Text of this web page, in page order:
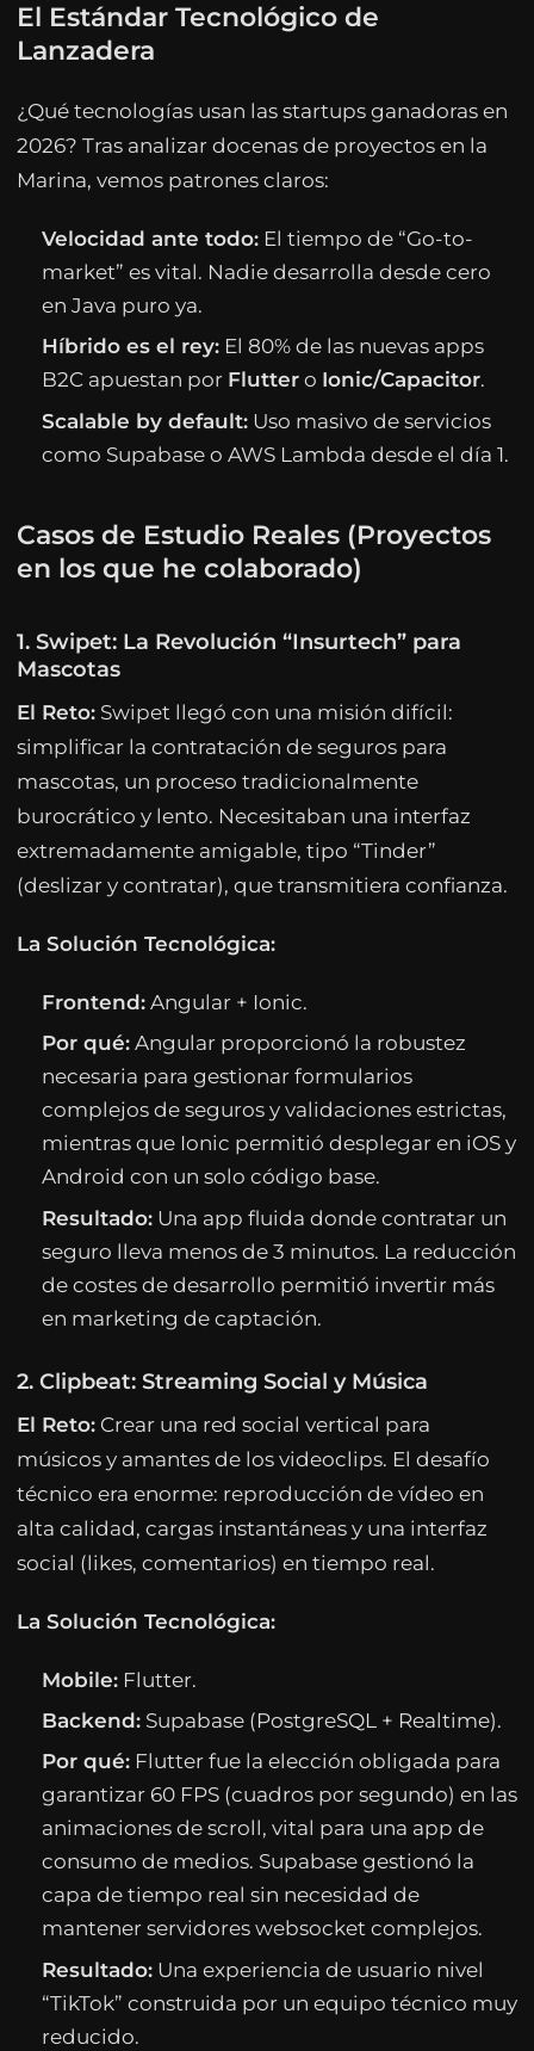
El Estándar Tecnológico de
Lanzadera
¿Qué tecnologías usan las startups ganadoras en
2026? Tras analizar docenas de proyectos en la
Marina, vemos patrones claros:
Velocidad ante todo: El tiempo de “Go-to-
market” es vital. Nadie desarrolla desde cero
en Java puro ya.
Híbrido es el rey: El 80% de las nuevas apps
B2C apuestan por Flutter o Ionic/Capacitor.
Scalable by default: Uso masivo de servicios
como Supabase o AWS Lambda desde el día 1.
Casos de Estudio Reales (Proyectos
en los que he colaborado)
1. Swipet: La Revolución “Insurtech” para
Mascotas
El Reto:Swipet llegó con una misión difícil:
simplificar la contratación de seguros para
mascotas, un proceso tradicionalmente
burocrático y lento. Necesitaban una interfaz
extremadamente amigable, tipo “Tinder”
(deslizar y contratar), que transmitiera confianza.
La Solución Tecnológica:
Frontend: Angular + Ionic.
Por qué: Angular proporcionó la robustez
necesaria para gestionar formularios
complejos de seguros y validaciones estrictas,
mientras que Ionic permitió desplegar en iOS y
Android con un solo código base.
Resultado: Una app fluida donde contratar un
seguro lleva menos de 3 minutos. La reducción
de costes de desarrollo permitió invertir más
en marketing de captación.
2. Clipbeat: Streaming Social y Música
El Reto:Crear una red social vertical para
músicos y amantes de los videoclips. El desafío
técnico era enorme: reproducción de vídeo en
alta calidad, cargas instantáneas y una interfaz
social (likes, comentarios) en tiempo real.
La Solución Tecnológica:
Mobile: Flutter.
Backend: Supabase (PostgreSQL + Realtime).
Por qué: Flutter fue la elección obligada para
garantizar 60 FPS (cuadros por segundo) en las
animaciones de scroll, vital para una app de
consumo de medios. Supabase gestionó la
capa de tiempo real sin necesidad de
mantener servidores websocket complejos.
Resultado: Una experiencia de usuario nivel
“TikTok” construida por un equipo técnico muy
reducido.